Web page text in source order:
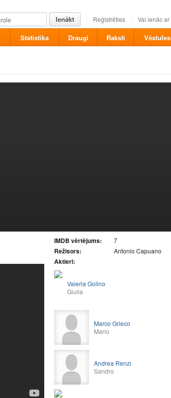
Ienākt Reģistrēties Vai ienāc ar
Statistika Draugi Raksti Vēstules
IMDB vērtējums: 7
Režisors: Antonio Capuano
Aktieri:
Valeria Golino
Giulia
Marco Grieco
Mario
Andrea Renzi
Sandro